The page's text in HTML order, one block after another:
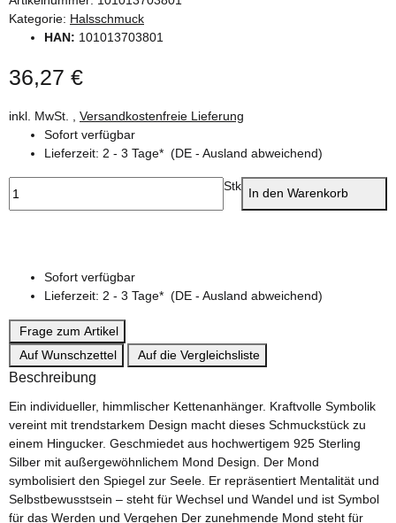
Kategorie: Halsschmuck
HAN: 101013703801
36,27 €
inkl. MwSt. , Versandkostenfreie Lieferung
Sofort verfügbar
Lieferzeit: 2 - 3 Tage* (DE - Ausland abweichend)
Stk In den Warenkorb
Sofort verfügbar
Lieferzeit: 2 - 3 Tage* (DE - Ausland abweichend)
Frage zum Artikel
Auf Wunschzettel
Auf die Vergleichsliste
Beschreibung
Ein individueller, himmlischer Kettenanhänger. Kraftvolle Symbolik
vereint mit trendstarkem Design macht dieses Schmuckstück zu
einem Hingucker. Geschmiedet aus hochwertigem 925 Sterling
Silber mit außergewöhnlichem Mond Design. Der Mond
symbolisiert den Spiegel zur Seele. Er repräsentiert Mentalität und
Selbstbewusstsein – steht für Wechsel und Wandel und ist Symbol
für das Werden und Vergehen Der zunehmende Mond steht für